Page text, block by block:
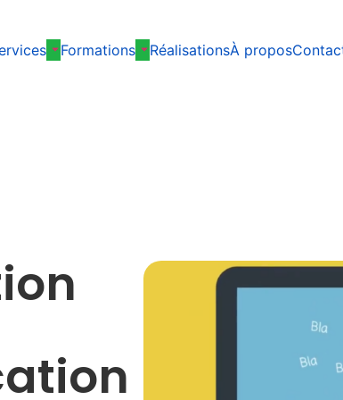
Formations RéalisationsÀ propos